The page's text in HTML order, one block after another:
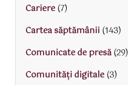
Cariere(7)
Cartea săptămânii (143)
Comunicate de presă(29)
Comunități digitale(3)